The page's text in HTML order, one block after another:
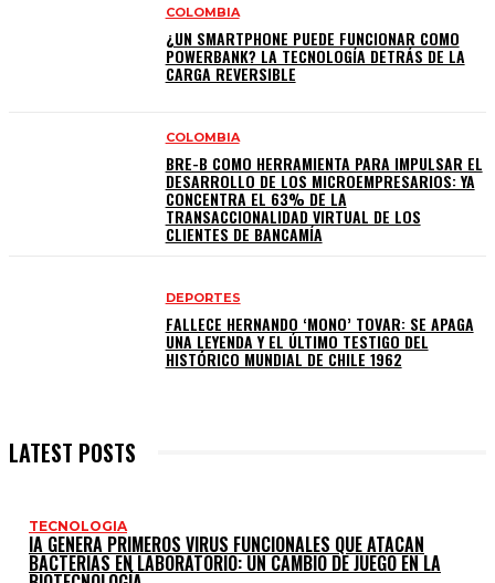
COLOMBIA
¿UN SMARTPHONE PUEDE FUNCIONAR COMO
POWERBANK? LA TECNOLOGÍA DETRÁS DE LA
CARGA REVERSIBLE
COLOMBIA
BRE-B COMO HERRAMIENTA PARA IMPULSAR EL
DESARROLLO DE LOS MICROEMPRESARIOS: YA
CONCENTRA EL 63% DE LA
TRANSACCIONALIDAD VIRTUAL DE LOS
CLIENTES DE BANCAMÍA
DEPORTES
FALLECE HERNANDO ‘MONO’ TOVAR: SE APAGA
UNA LEYENDA Y EL ÚLTIMO TESTIGO DEL
HISTÓRICO MUNDIAL DE CHILE 1962
LATEST POSTS
TECNOLOGIA
IA GENERA PRIMEROS VIRUS FUNCIONALES QUE ATACAN
BACTERIAS EN LABORATORIO: UN CAMBIO DE JUEGO EN LA